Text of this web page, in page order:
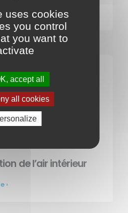
›
de l’air intérieur
›
uses cookies
you control
you want to
accept all
all cookies